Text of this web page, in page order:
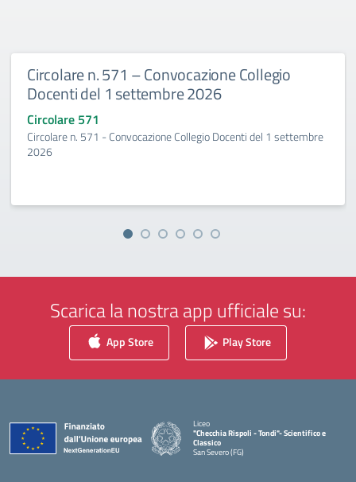
Circolare n. 571 – Convocazione Collegio
Docenti del 1 settembre 2026
Circolare 571
Circolare n. 571 - Convocazione Collegio Docenti del 1 settembre
2026
Scarica la nostra app ufficiale su:
App Store Play Store
Liceo
"Checchia Rispoli - Tondi"- Scientifico e
Classico
San Severo (FG)